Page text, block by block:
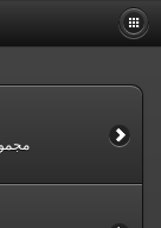
مجموع الصور